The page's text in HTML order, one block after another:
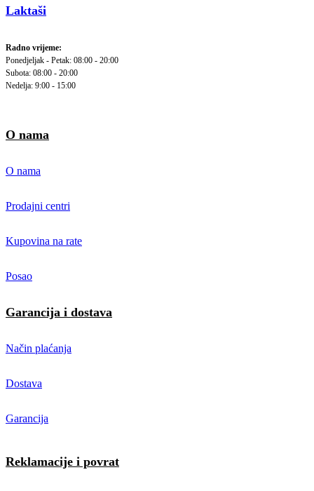
Laktaši
Radno vrijeme:
Ponedjeljak - Petak: 08:00 - 20:00
Subota: 08:00 - 20:00
Nedelja: 9:00 - 15:00
O nama
O nama
Prodajni centri
Kupovina na rate
Posao
Garancija i dostava
Način plaćanja
Dostava
Garancija
Reklamacije i povrat